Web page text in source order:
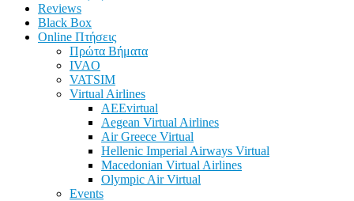
Reviews
Black Box
Online Πτήσεις
Πρώτα Βήματα
IVAO
VATSIM
Virtual Airlines
AEEvirtual
Aegean Virtual Airlines
Air Greece Virtual
Hellenic Imperial Airways Virtual
Macedonian Virtual Airlines
Olympic Air Virtual
Events